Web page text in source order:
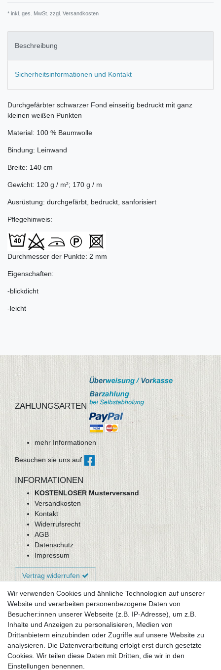
* inkl. ges. MwSt. zzgl. Versandkosten
Beschreibung
Sicherheitsinformationen und Kontakt
Durchgefärbter schwarzer Fond einseitig bedruckt mit ganz
kleinen weißen Punkten
Material: 100 % Baumwolle
Bindung: Leinwand
Breite: 140 cm
Gewicht: 120 g / m²; 170 g / m
Ausrüstung: durchgefärbt, bedruckt, sanforisiert
Pflegehinweis:
Durchmesser der Punkte: 2 mm
Eigenschaften:
-blickdicht
-leicht
ZAHLUNGSARTEN
mehr Informationen
Besuchen sie uns auf
INFORMATIONEN
KOSTENLOSER Musterversand
Versandkosten
Kontakt
Widerrufsrecht
AGB
Datenschutz
Impressum
Vertrag widerrufen
Newsletter-Anmeldung
FAQ / Fragen
Mein Warenkorb
Mein Merkzettel
Mein Konto
Wir verwenden Cookies und ähnliche Technologien auf unserer
Website und verarbeiten personenbezogene Daten von
Besucher:innen unserer Webseite (z.B. IP-Adresse), um z.B.
Inhalte und Anzeigen zu personalisieren, Medien von
Drittanbietern einzubinden oder Zugriffe auf unsere Website zu
analysieren. Die Datenverarbeitung erfolgt erst durch gesetzte
Cookies. Wir teilen diese Daten mit Dritten, die wir in den
Einstellungen benennen.